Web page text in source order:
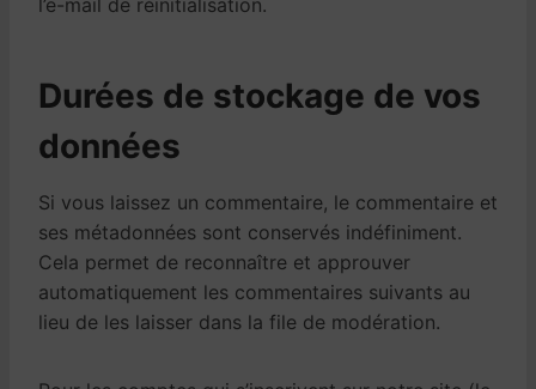
l’e-mail de réinitialisation.
Durées de stockage de vos
données
Si vous laissez un commentaire, le commentaire et
ses métadonnées sont conservés indéfiniment.
Cela permet de reconnaître et approuver
automatiquement les commentaires suivants au
lieu de les laisser dans la file de modération.